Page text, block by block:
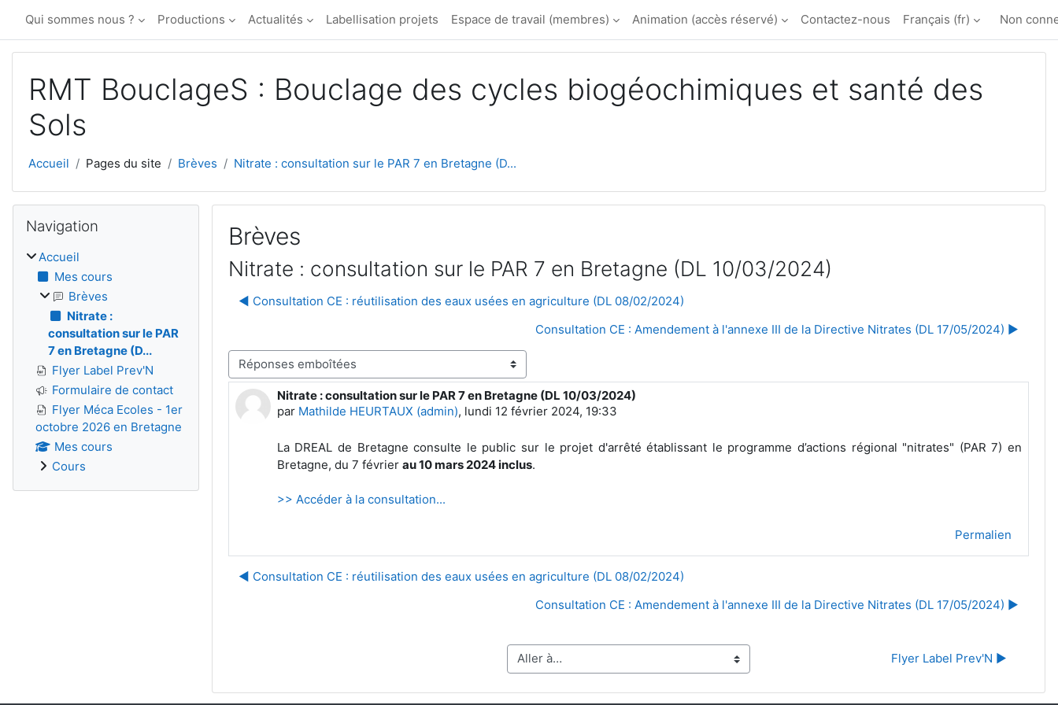
Qui sommes nous ? Productions Actualités Labellisation projets Espace de travail (membres) Animation (accès réservé) Contactez-nous Français ‎(fr)‎ Non
RMT BouclageS : Bouclage des cycles biogéochimiques et santé des
Sols
Accueil Pages du site Brèves Nitrate : consultation sur le PAR 7 en Bretagne (D...
Brèves
Nitrate : consultation sur le PAR 7 en Bretagne (DL 10/03/2024)
◀︎ Consultation CE : réutilisation des eaux usées en agriculture (DL 08/02/2024)
Consultation CE : Amendement à l'annexe III de la Directive Nitrates (DL 17/05/2024) ▶︎
Type d’affichage
Nitrate : consultation sur le PAR 7 en Bretagne (DL 10/03/2024)
par Mathilde HEURTAUX (admin), lundi 12 février 2024, 19:33
Nombre de réponses : 0
La DREAL de Bretagne consulte le public sur le projet d'arrêté établissant le programme d’actions régional "nitrates" (PAR 7) en
Bretagne, du 7 février au 10 mars 2024 inclus.
>> Accéder à la consultation...
Permalien
◀︎ Consultation CE : réutilisation des eaux usées en agriculture (DL 08/02/2024)
Consultation CE : Amendement à l'annexe III de la Directive Nitrates (DL 17/05/2024) ▶︎
Aller à… Flyer Label Prev'N ▶︎
Blocs
Navigation
Accueil
Mes cours
Brèves
Nitrate :
consultation sur le PAR
7 en Bretagne (D...
Flyer Label Prev'N
Formulaire de contact
Flyer Méca Ecoles - 1er
octobre 2026 en Bretagne
Mes cours
Cours